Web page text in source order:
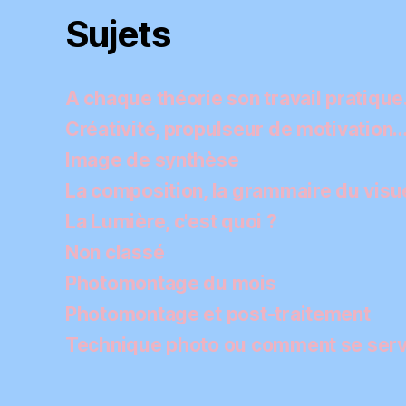
Sujets
A chaque théorie son travail
Créativité, propulseur de motivation…
Image de synthèse
La composition, la grammaire du
La Lumière, c'est quoi ?
Non classé
Photomontage du mois
Photomontage et post-traitement
Technique photo ou comment se